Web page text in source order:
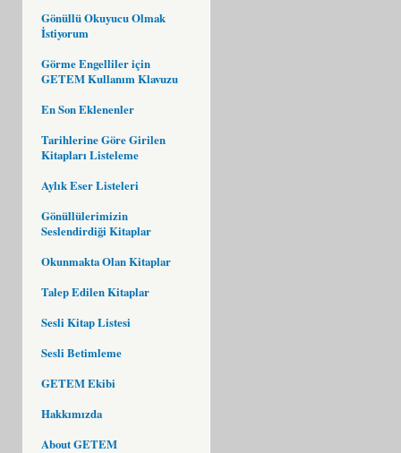
Gönüllü Okuyucu Olmak
İstiyorum
Görme Engelliler için
GETEM Kullanım Klavuzu
En Son Eklenenler
Tarihlerine Göre Girilen
Kitapları Listeleme
Aylık Eser Listeleri
Gönüllülerimizin
Seslendirdiği Kitaplar
Okunmakta Olan Kitaplar
Talep Edilen Kitaplar
Sesli Kitap Listesi
Sesli Betimleme
GETEM Ekibi
Hakkımızda
About GETEM